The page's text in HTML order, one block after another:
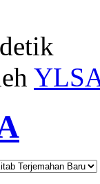
detik